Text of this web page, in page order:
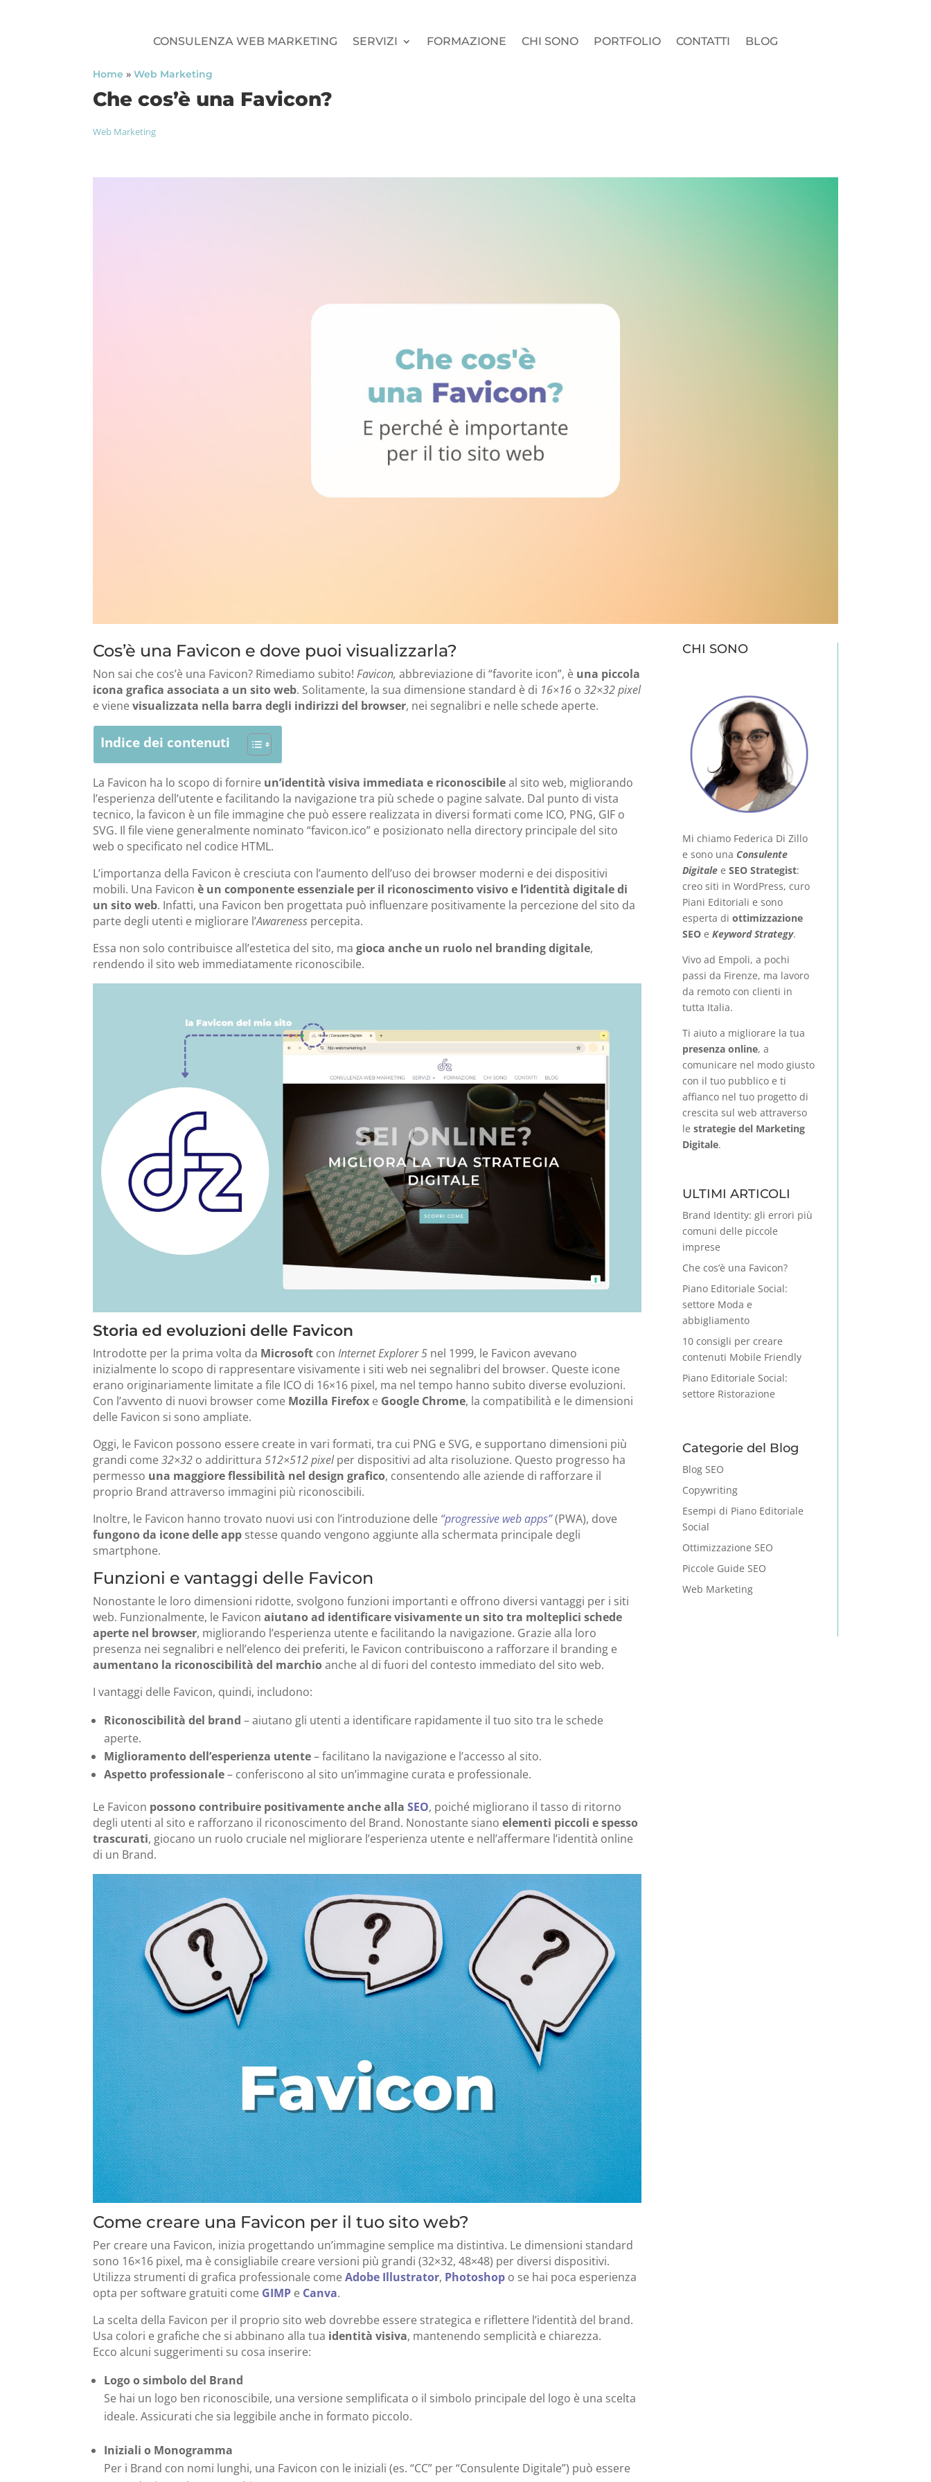
CONSULENZA WEB MARKETING SERVIZI FORMAZIONE CHI SONO PORTFOLIO CONTATTI BLOG
Home »Web Marketing
Che cos’è una Favicon?
Web Marketing
Cos’è una Favicon e dove puoi visualizzarla?
Non sai che cos’è una Favicon? Rimediamo subito!Favicon,abbreviazione di “favorite icon”, è una piccola
icona grafica associata a un sito web. Solitamente, la sua dimensione standard è di 16×16 o32×32 pixel
e vienevisualizzata nella barra degli indirizzi del browser, nei segnalibri e nelle schede aperte.
Indice dei contenuti
La Favicon ha lo scopo di fornire un’identità visiva immediata e riconoscibileal sito web, migliorando
l’esperienza dell’utente e facilitando la navigazione tra più schede o pagine salvate. Dal punto di vista
tecnico, la favicon è un file immagine che può essere realizzata in diversi formati come ICO, PNG, GIF o
SVG. Il file viene generalmente nominato “favicon.ico” e posizionato nella directory principale del sito
web o specificato nel codice HTML.
L’importanza della Favicon è cresciuta con l’aumento dell’uso dei browser moderni e dei dispositivi
mobili. Una Faviconè un componente essenziale per il riconoscimento visivo e l’identità digitale di
un sito web. Infatti, una Favicon ben progettata può influenzare positivamente la percezione del sito da
parte degli utenti e migliorare l’Awareness percepita.
Essa non solo contribuisce all’estetica del sito, magioca anche un ruolo nel branding digitale,
rendendo il sito web immediatamente riconoscibile.
Storia ed evoluzioni delle Favicon
Introdotte per la prima volta da Microsoft conInternet Explorer 5 nel 1999, le Favicon avevano
inizialmente lo scopo di rappresentare visivamente i siti web nei segnalibri del browser. Queste icone
erano originariamente limitate a file ICO di 16×16 pixel, ma nel tempo hanno subito diverse evoluzioni.
Con l’avvento di nuovi browser come Mozilla Firefox e Google Chrome, la compatibilità e le dimensioni
delle Favicon si sono ampliate.
Oggi, le Favicon possono essere create in vari formati, tra cui PNG e SVG, e supportano dimensioni più
grandi come32×32 o addirittura512×512 pixelper dispositivi ad alta risoluzione. Questo progresso ha
permesso una maggiore flessibilità nel design grafico, consentendo alle aziende di rafforzare il
proprio Brand attraverso immagini più riconoscibili.
Inoltre, le Favicon hanno trovato nuovi usi con l’introduzione delle “progressive web apps”(PWA), dove
fungono da icone delle app stesse quando vengono aggiunte alla schermata principale degli
smartphone.
Funzioni e vantaggi delle Favicon
Nonostante le loro dimensioni ridotte, svolgono funzioni importanti e offrono diversi vantaggi per i siti
web. Funzionalmente, le Faviconaiutano ad identificare visivamente un sito tra molteplici schede
aperte nel browser, migliorando l’esperienza utente e facilitando la navigazione. Grazie alla loro
presenza nei segnalibri e nell’elenco dei preferiti, le Favicon contribuiscono a rafforzare il branding e
aumentano la riconoscibilità del marchioanche al di fuori del contesto immediato del sito web.
I vantaggi delle Favicon, quindi, includono:
Riconoscibilità del brand– aiutano gli utenti a identificare rapidamente il tuo sito tra le schede
aperte.
Miglioramento dell’esperienza utente– facilitano la navigazione e l’accesso al sito.
Aspetto professionale– conferiscono al sito un’immagine curata e professionale.
Le Favicon possono contribuire positivamente anche allaSEO, poiché migliorano il tasso di ritorno
degli utenti al sito e rafforzano il riconoscimento del Brand. Nonostante siano elementi piccoli e spesso
trascurati, giocano un ruolo cruciale nel migliorare l’esperienza utente e nell’affermare l’identità online
di un Brand.
Come creare una Favicon per il tuo sito web?
Per creare una Favicon, inizia progettando un’immagine semplice ma distintiva. Le dimensioni standard
sono 16×16 pixel, ma è consigliabile creare versioni più grandi (32×32, 48×48) per diversi dispositivi.
Utilizza strumenti di grafica professionale comeAdobe Illustrator, Photoshop o se hai poca esperienza
opta per software gratuiti come GIMP e Canva.
La scelta della Favicon per il proprio sito web dovrebbe essere strategica e riflettere l’identità del brand.
Usa colori e grafiche che si abbinano alla tua identità visiva, mantenendo semplicità e chiarezza.
Ecco alcuni suggerimenti su cosa inserire:
Logo o simbolo del Brand
Se hai un logo ben riconoscibile, una versione semplificata o il simbolo principale del logo è una scelta
ideale. Assicurati che sia leggibile anche in formato piccolo.
Iniziali o Monogramma
Per i Brand con nomi lunghi, una Favicon con le iniziali (es. “CC” per “Consulente Digitale”) può essere
CHI SONO
Mi chiamo Federica Di Zillo
e sono una Consulente
Digitale eSEO Strategist:
creo siti in WordPress, curo
Piani Editoriali e sono
esperta diottimizzazione
SEOeKeyword Strategy.
Vivo ad Empoli, a pochi
passi da Firenze, ma lavoro
da remoto con clienti in
tutta Italia.
Ti aiuto a migliorare la tua
presenza online, a
comunicare nel modo giusto
con il tuo pubblico e ti
affianco nel tuo progetto di
crescita sul web attraverso
lestrategie del Marketing
Digitale.
ULTIMI ARTICOLI
Brand Identity: gli errori più
comuni delle piccole
imprese
Che cos’è una Favicon?
Piano Editoriale Social:
settore Moda e
abbigliamento
10 consigli per creare
contenuti Mobile Friendly
Piano Editoriale Social:
settore Ristorazione
Categorie del Blog
Blog SEO
Copywriting
Esempi di Piano Editoriale
Social
Ottimizzazione SEO
Piccole Guide SEO
Web Marketing